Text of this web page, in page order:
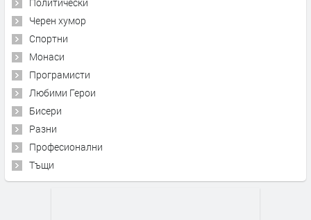
Черен хумор
Спортни
Монаси
Програмисти
Любими Герои
Бисери
Разни
Професионални
Тъщи